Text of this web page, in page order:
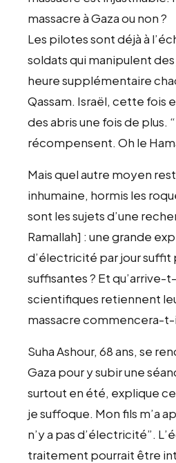
massacre à Gaza ou non ?
Les pilotes sont déjà à
soldats qui manipulent
heure supplémentaire
Qassam. Israël, cette fois
des abris une fois de plus.
récompensent. Oh le
Mais quel autre moyen
inhumaine, hormis les
sont les sujets d’une
Ramallah] : une grande
d’électricité par jour suffit
suffisantes ? Et qu’arrive-
scientifiques retiennent
massacre commencera-t-
Suha Ashour, 68 ans, se
Gaza pour y subir une
surtout en été, explique
je suffoque. Mon fils m’a
n’y a pas d’électricité”.
traitement pourrait être